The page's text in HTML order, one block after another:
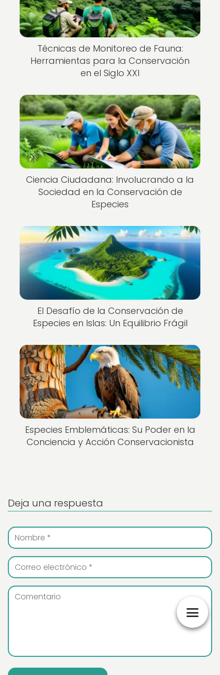
Técnicas de Monitoreo de Fauna:
Herramientas para la Conservación
en el Siglo XXI
Ciencia Ciudadana: Involucrando a la
Sociedad en la Conservación de
Especies
El Desafío de la Conservación de
Especies en Islas: Un Equilibrio Frágil
Especies Emblemáticas: Su Poder en la
Conciencia y Acción Conservacionista
Deja una respuesta